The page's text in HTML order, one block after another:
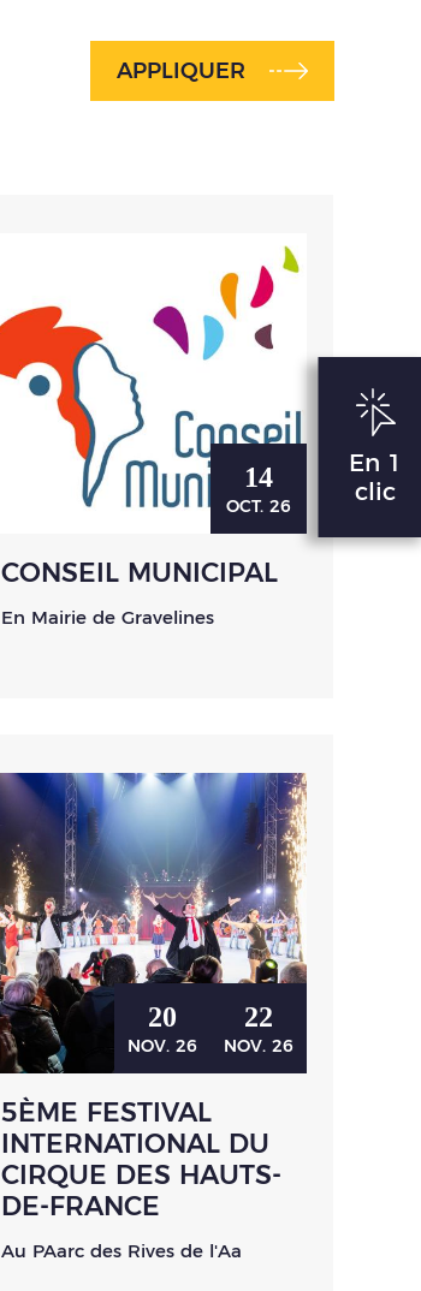
En 1
clic
APPLIQUER
14
OCT. 26
CONSEIL MUNICIPAL
En Mairie de Gravelines
20
NOV. 26
22
NOV. 26
5ÈME FESTIVAL
INTERNATIONAL DU
CIRQUE DES HAUTS-
DE-FRANCE
Au PAarc des Rives de l'Aa